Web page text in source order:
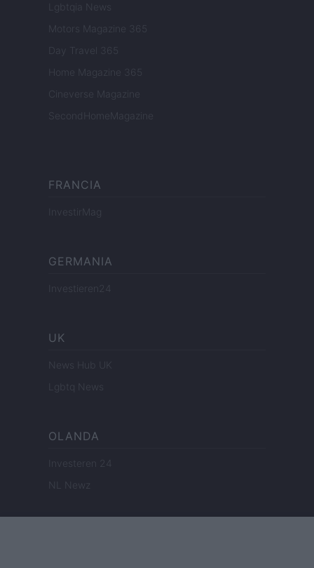
Lgbtqia News
Motors Magazine 365
Day Travel 365
Home Magazine 365
Cineverse Magazine
SecondHomeMagazine
FRANCIA
InvestirMag
GERMANIA
Investieren24
UK
News Hub UK
Lgbtq News
OLANDA
Investeren 24
NL Newz